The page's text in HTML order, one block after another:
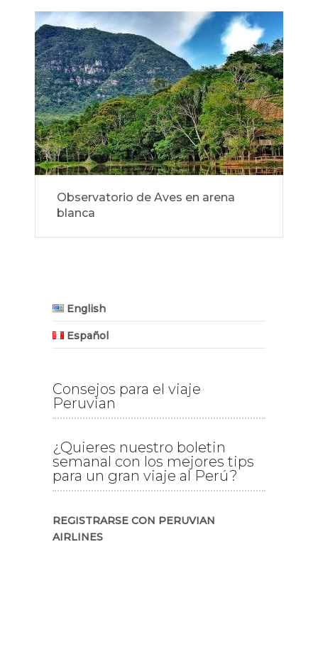
Observatorio de Aves en arena
blanca
English
Español
Consejos para el viaje
Peruvian
¿Quieres nuestro boletin
semanal con los mejores tips
para un gran viaje al Perú?
REGISTRARSE CON PERUVIAN
AIRLINES